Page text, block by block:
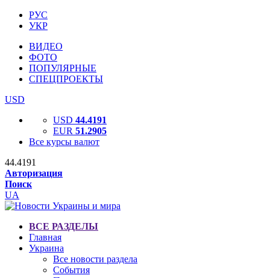
РУС
УКР
ВИДЕО
ФОТО
ПОПУЛЯРНЫЕ
СПЕЦПРОЕКТЫ
USD
USD 44.4191
EUR 51.2905
Все курсы валют
44.4191
Авторизация
Поиск
UA
ВСЕ РАЗДЕЛЫ
Главная
Украина
Все новости раздела
События